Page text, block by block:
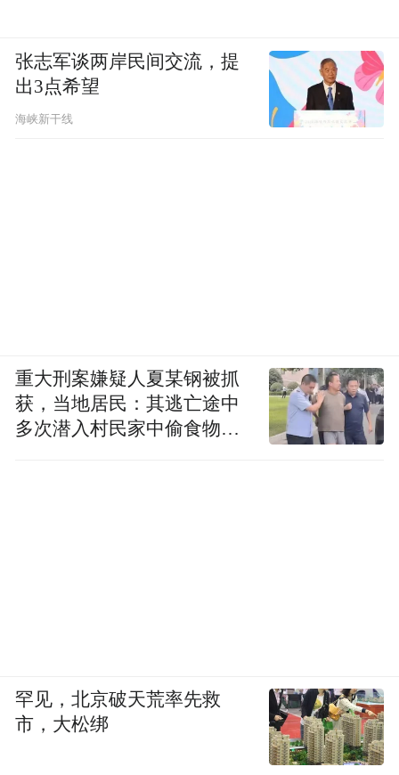
张志军谈两岸民间交流，提
出3点希望
海峡新干线
重大刑案嫌疑人夏某钢被抓
获，当地居民：其逃亡途中
多次潜入村民家中偷食物被
罕见，北京破天荒率先救
市，大松绑